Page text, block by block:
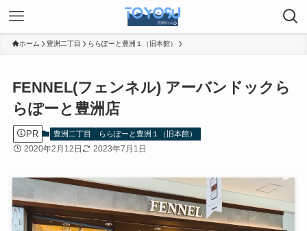
ホーム 豊洲二丁目 ららぽーと豊洲１（旧本館）
FENNEL(フェンネル) アーバンドックら
らぽーと豊洲店
PR 豊洲二丁目 ららぽーと豊洲１（旧本館）
2020年2月12日 2023年7月1日